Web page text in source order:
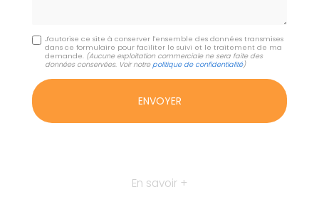
J'autorise ce site à conserver l'ensemble des données transmises
dans ce formulaire pour faciliter le suivi et le traitement de ma
demande. (Aucune exploitation commerciale ne sera faite des
données conservées. Voir notrepolitique de confidentialité)
En savoir +